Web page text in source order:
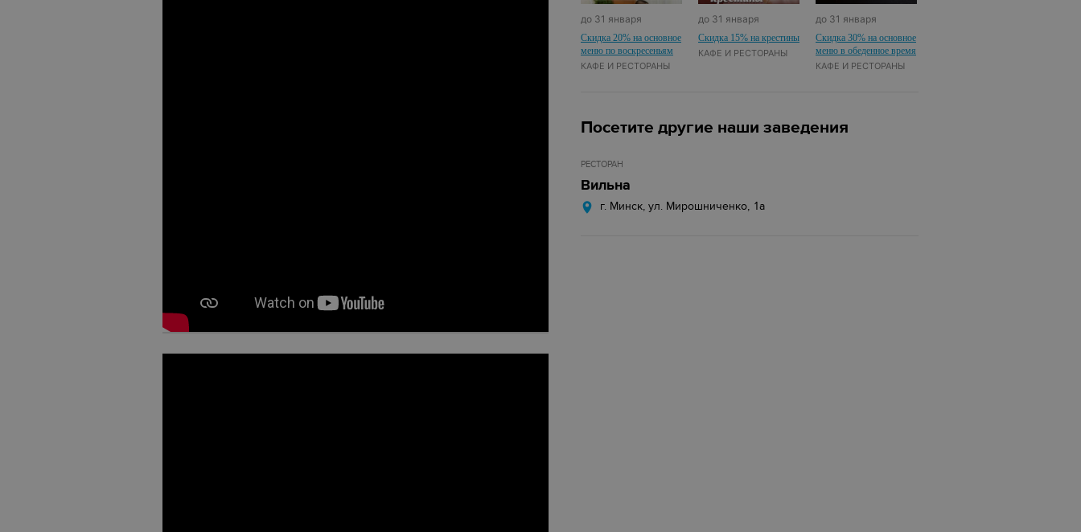
до 31 января
Скидка 20% на основное
меню по воскресеньям
КАФЕ И РЕСТОРАНЫ
до 31 января
Скидка 15% на крестины
КАФЕ И РЕСТОРАНЫ
до 31 января
Скидка 30% на основное
меню в обеденное время
КАФЕ И РЕСТОРАНЫ
Посетите другие наши заведения
РЕСТОРАН
Вильна
г. Минск, ул. Мирошниченко, 1а